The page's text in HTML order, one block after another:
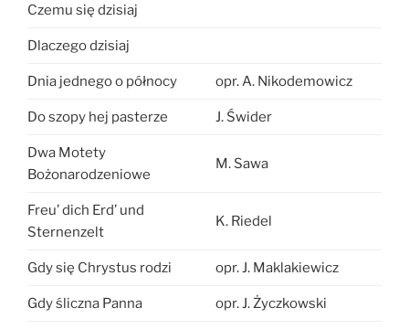
Czemu się dzisiaj
Dlaczego dzisiaj
Dnia jednego o północy opr. A. Nikodemowicz
Do szopy hej pasterze J. Świder
Dwa Motety
Bożonarodzeniowe
M. Sawa
Freu’ dich Erd’ und
Sternenzelt
K. Riedel
Gdy się Chrystus rodzi opr. J. Maklakiewicz
Gdy śliczna Panna opr. J. Życzkowski